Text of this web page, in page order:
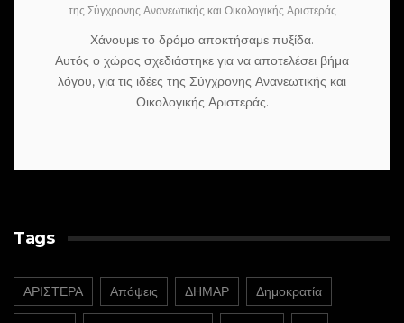
της Σύγχρονης Ανανεωτικής και Οικολογικής Αριστεράς
Χάνουμε το δρόμο αποκτήσαμε πυξίδα.
Αυτός ο χώρος σχεδιάστηκε για να αποτελέσει βήμα
λόγου, για τις ιδέες της Σύγχρονης Ανανεωτικής και
Οικολογικής Αριστεράς.
Tags
ΑΡΙΣΤΕΡΑ Απόψεις ΔΗΜΑΡ Δημοκρατία